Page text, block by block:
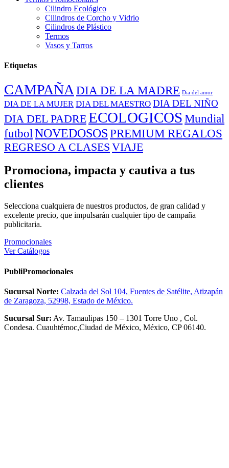
Cilindro Ecológico
Cilindros de Corcho y Vidrio
Cilindros de Plástico
Termos
Vasos y Tarros
Etiquetas
CAMPAÑA DIA DE LA MADRE Dia del amor
DIA DE LA MUJER DIA DEL MAESTRO DIA DEL NIÑO
DIA DEL PADREECOLOGICOS Mundial
futbol NOVEDOSOSPREMIUM REGALOS
REGRESO A CLASES VIAJE
Promociona, impacta y cautiva a tus
clientes
Selecciona cualquiera de nuestros productos, de gran calidad y
excelente precio, que impulsarán cualquier tipo de campaña
publicitaria.
Promocionales
Ver Catálogos
PubliPromocionales
Sucursal Norte: Calzada del Sol 104, Fuentes de Satélite, Atizapán
de Zaragoza, 52998, Estado de México.
Sucursal Sur: Av. Tamaulipas 150 – 1301 Torre Uno , Col.
Condesa. Cuauhtémoc,Ciudad de México, México, CP 06140.